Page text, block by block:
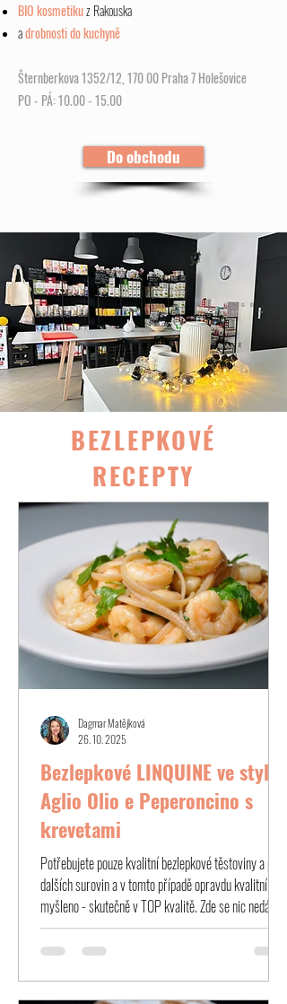
BIO kosmetikuz Rakouska
adrobnosti do kuchyně
Šternberkova 1352/12, 170 00 Praha 7 Holešovice
PO - PÁ:10.00 - 15.00
Do obchodu
BEZLEPKOVÉ
RECEPTY
Bezlepkové LINQUINE ve stylu
Aglio Olio e Peperoncino s
krevetami
Potřebujete pouze kvalitní bezlepkové těstoviny a pár
dalších surovin a v tomto případě opravdu kvalitní je
myšleno - skutečně v TOP kvalitě. Zde se nic nedá
schovat.
Dagmar Matějková
26. 10. 2025